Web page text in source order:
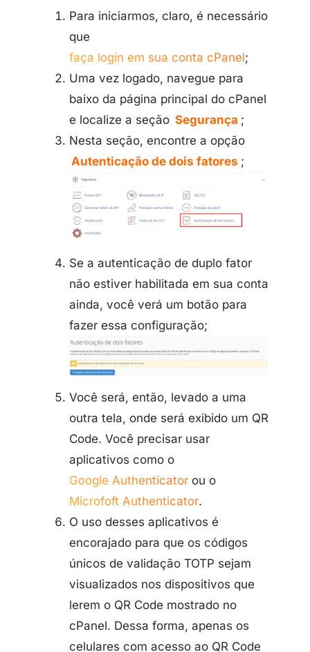
Para iniciarmos, claro, é necessário
que
faça login em sua conta cPanel;
Uma vez logado, navegue para
baixo da página principal do cPanel
e localize a seção Segurança ;
Nesta seção, encontre a opção
Autenticação de dois fatores ;
Se a autenticação de duplo fator
não estiver habilitada em sua conta
ainda, você verá um botão para
fazer essa configuração;
Você será, então, levado a uma
outra tela, onde será exibido um QR
Code. Você precisar usar
aplicativos como o
Google Authenticator ou o
Microfoft Authenticator.
O uso desses aplicativos é
encorajado para que os códigos
únicos de validação TOTP sejam
visualizados nos dispositivos que
lerem o QR Code mostrado no
cPanel. Dessa forma, apenas os
celulares com acesso ao QR Code